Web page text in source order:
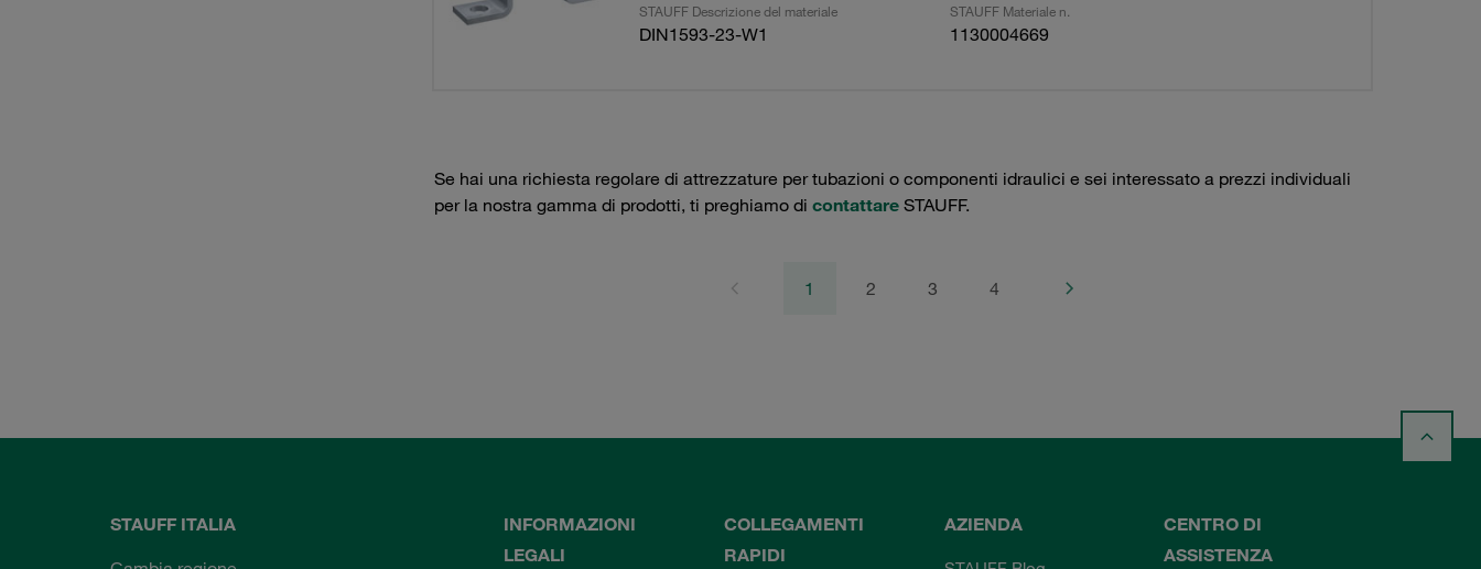
STAUFF Descrizione del materiale STAUFF Materiale n.
DIN1593-23-W1 1130004669
Se hai una richiesta regolare di attrezzature per tubazioni o componenti idraulici e sei interessato a prezzi individuali
per la nostra gamma di prodotti, ti preghiamo di contattareSTAUFF.
1 2 3 4
STAUFF ITALIA
INFORMAZIONI
LEGALI
COLLEGAMENTI
RAPIDI
AZIENDA
CENTRO DI
ASSISTENZA